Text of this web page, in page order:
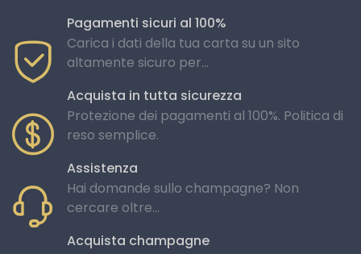
Pagamenti sicuri al 100%
Carica i dati della tua carta su un sito
altamente sicuro per...
Acquista in tutta sicurezza
Protezione dei pagamenti al 100%. Politica di
reso semplice.
Assistenza
Hai domande sullo champagne? Non
cercare oltre...
Acquista champagne